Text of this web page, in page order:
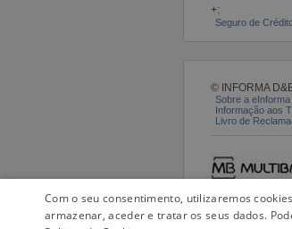
+:
Seguro de
© INFORMA
Sobre a eInforma
Informação aos
Livro de
Com o seu consentimento, utilizaremos
armazenar, aceder e tratar os seus dados.